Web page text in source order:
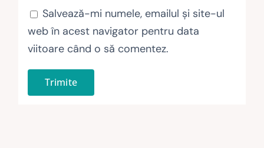
Salvează-mi numele, emailul și site-ul
web în acest navigator pentru data
viitoare când o să comentez.